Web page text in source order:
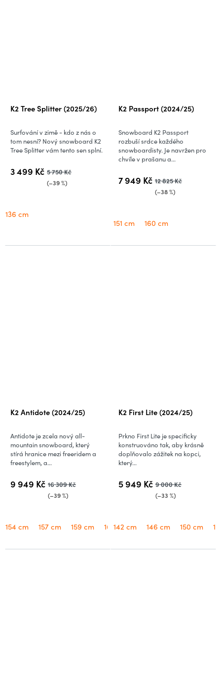
K2 Tree Splitter (2025/26)
3 499 Kč 5 750 Kč
(–39 %)
Surfování v zimě - kdo z nás o
tom nesní? Nový snowboard K2
Tree Splitter vám tento sen splní.
136 cm
K2 Passport (2024/25)
7 949 Kč 12 825 Kč
(–38 %)
Snowboard K2 Passport
rozbuší srdce každého
snowboardisty. Je navržen pro
chvíle v prašanu a...
151 cm 160 cm
K2 Antidote (2024/25)
9 949 Kč 16 309 Kč
(–39 %)
Antidote je zcela nový all-
mountain snowboard, který
stírá hranice mezi freeridem a
freestylem, a...
154 cm 157 cm 159 cm 162 cm
K2 First Lite (2024/25)
5 949 Kč 9 000 Kč
(–33 %)
Prkno First Lite je specificky
konstruováno tak, aby krásně
doplňovalo zážitek na kopci,
který...
142 cm 146 cm 150 cm